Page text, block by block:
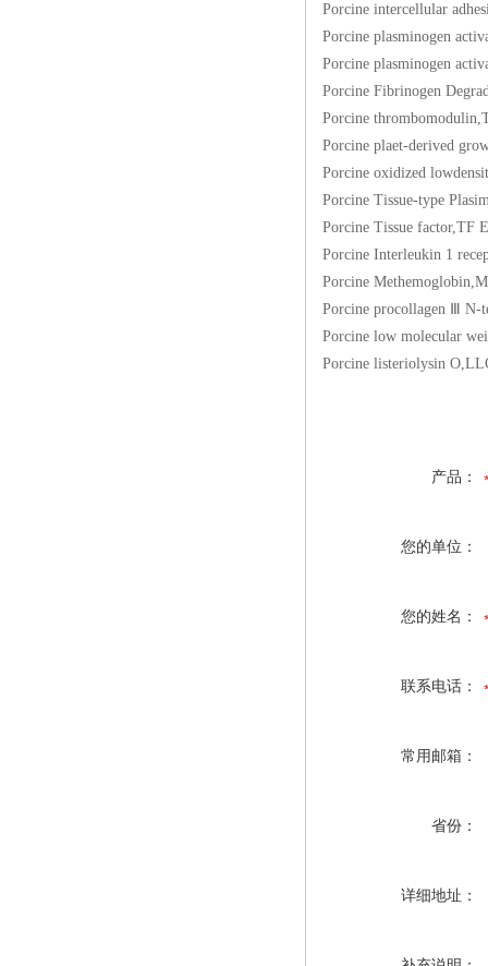
Porcine intercellular
Porcine plasminogen
Porcine plasminogen
Porcine Fibrinogen
Porcine
Porcine plaet-derived
Porcine oxidized
Porcine Tissue-type
Porcine Tissue
Porcine Interleukin 1
Porcine
Porcine procollagen Ⅲ
Porcine low molecular
Porcine listeriolysin
产品：
您的单位：
您的姓名：
联系电话：
常用邮箱：
省份：
详细地址：